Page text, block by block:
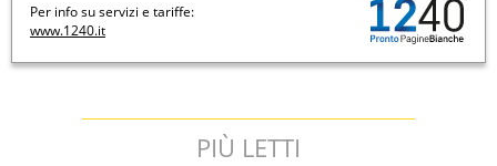
Per info su servizi e tariffe:
www.1240.it
PIÙ LETTI